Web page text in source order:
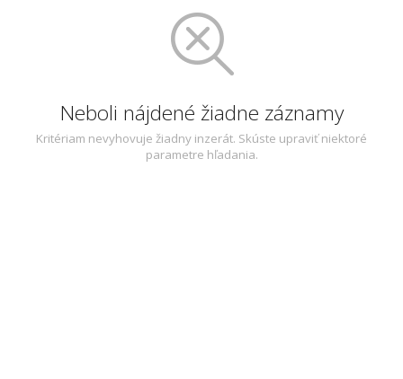
Neboli nájdené žiadne záznamy
Kritériam nevyhovuje žiadny inzerát. Skúste upraviť niektoré
parametre hľadania.